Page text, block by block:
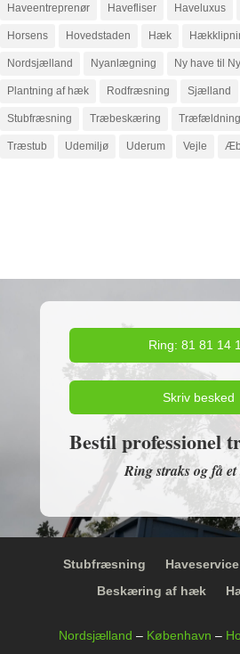
Haveentreprenør Havefliser Haveluxus
Horsens Hovedstaden Hæk
Nordsjælland Nyanlægning Ny have til
Plantning af hæk Rodfræsning Sjælland
Stubfræsning Træbeskæring Træfældning
Træstub Udemiljø Uderum Vejle
Ring: 81 81 14
Skriv besked
Bestil professionel
Ring straks og få
Stubfræsning Haveservice
Beskæring af hæk
Nordsjælland – København –